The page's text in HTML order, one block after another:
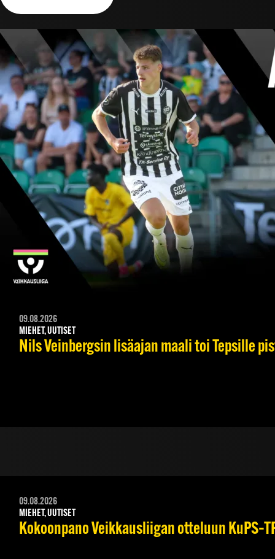
09.08.2026
MIEHET, UUTISET
Nils Veinbergsin lisäajan maali toi Tepsille
09.08.2026
MIEHET, UUTISET
Kokoonpano Veikkausliigan otteluun